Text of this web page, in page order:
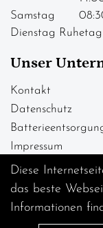
Samstag
Dienstag Ruhetag
Unser
Kontakt
Datenschutz
Impressum
Diese
das beste
Informationen